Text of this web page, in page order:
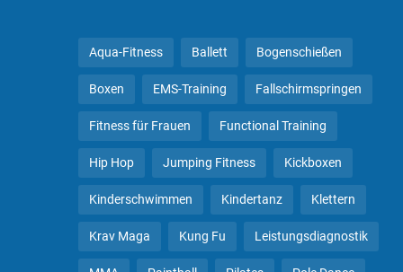
Aqua-Fitness Ballett Bogenschießen
Boxen EMS-Training Fallschirmspringen
Fitness für Frauen Functional Training
Hip Hop Jumping Fitness Kickboxen
Kinderschwimmen Kindertanz Klettern
Krav Maga Kung Fu Leistungsdiagnostik